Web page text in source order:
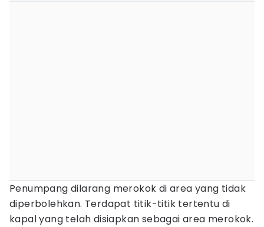
Penumpang dilarang merokok di area yang tidak
diperbolehkan. Terdapat titik-titik tertentu di
kapal yang telah disiapkan sebagai area merokok.